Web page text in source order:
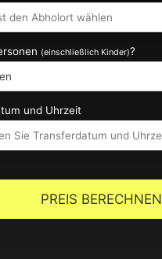
(einschließlich Kinder)?
und Uhrzeit
PREIS BERECHNEN